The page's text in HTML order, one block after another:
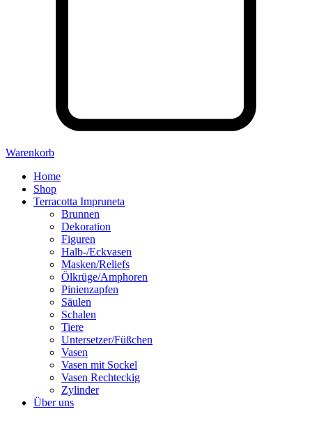
Warenkorb
Home
Shop
Terracotta Impruneta
Brunnen
Dekoration
Figuren
Halb-/Eckvasen
Masken/Reliefs
Ölkrüge/Amphoren
Pinienzapfen
Säulen
Schalen
Tiere
Untersetzer/Füßchen
Vasen
Vasen mit Sockel
Vasen Rechteckig
Zylinder
Über uns